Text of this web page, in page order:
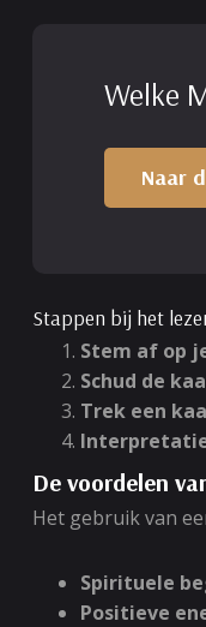
Welke
Naar
Stappen bij het
Stem af op
Schud de
Trek een
De voordelen
Het gebruik van
Spirituele
Positieve